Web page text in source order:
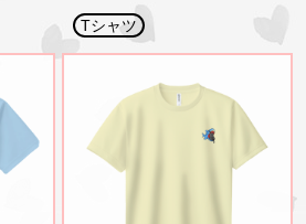
Tシャツ